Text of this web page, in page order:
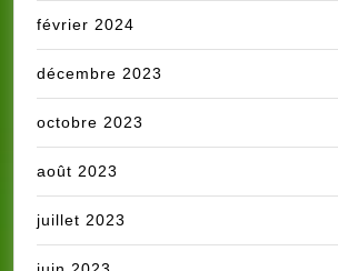
février 2024
décembre 2023
octobre 2023
août 2023
juillet 2023